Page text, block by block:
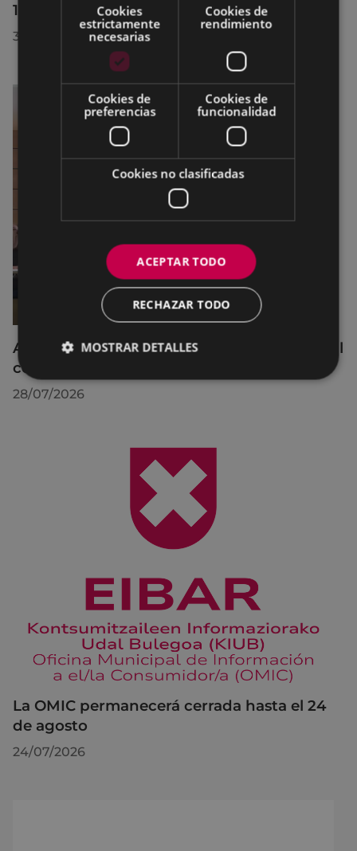
10 al 23 de agosto, por motivo de obras
30/07/2026
Acuerdos adoptados por el Pleno Municipal
celebrado el 27 de julio de 2026
28/07/2026
La OMIC permanecerá cerrada hasta el 24
de agosto
24/07/2026
Cookies
estrictamente
necesarias
Cookies de
rendimiento
Cookies de
preferencias
Cookies de
funcionalidad
Cookies no clasificadas
ACEPTAR TODO
RECHAZAR TODO
MOSTRAR DETALLES